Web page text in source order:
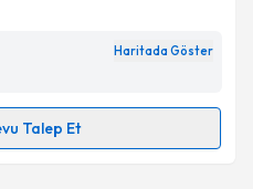
ilişkin
Aydınlatma
verilerimin belirtilen
kabul ediyorum.
Haritada Göster
Talep Et